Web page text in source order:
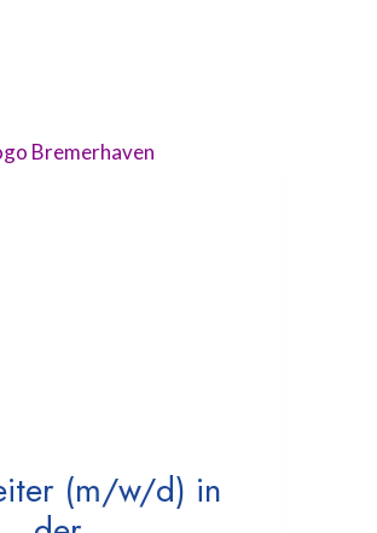
(m/w/d) in